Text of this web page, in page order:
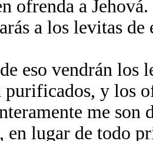
ofrenda a Jehová.
a los levitas
eso vendrán
purificados, y los
me son
en lugar de todo